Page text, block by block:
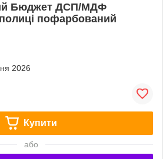
Бюджет ДСП/МДФ
полицi пофарбований
2026
Купити
або